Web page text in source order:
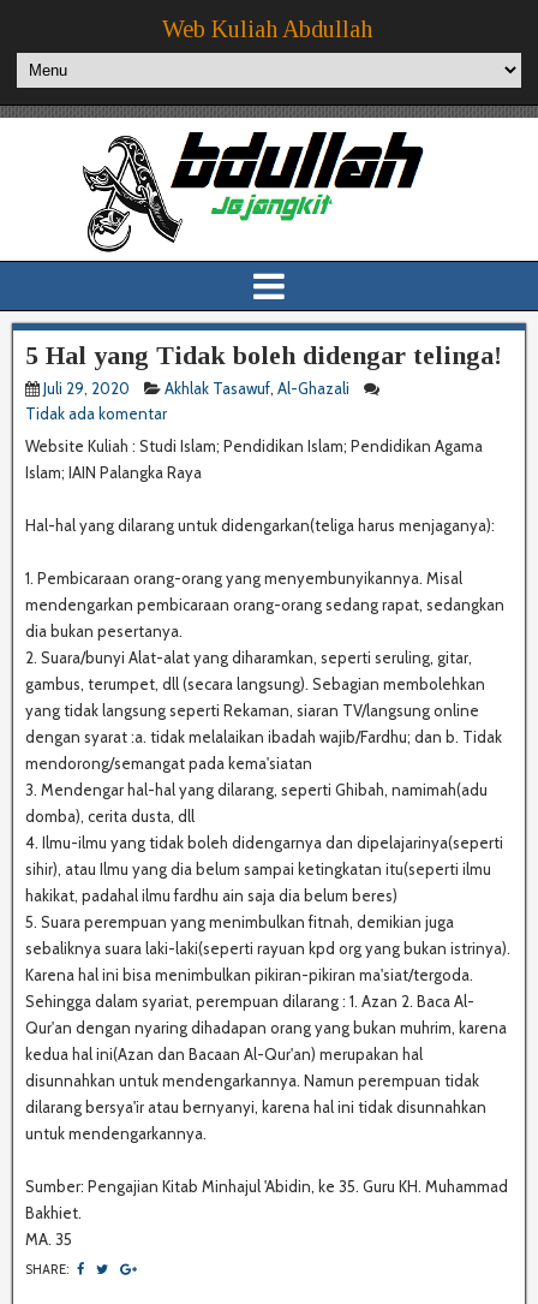
Web Kuliah Abdullah
5 Hal yang Tidak boleh didengar telinga!
Juli 29, 2020 Akhlak Tasawuf, Al-Ghazali
Tidak ada komentar
Website Kuliah : Studi Islam; Pendidikan Islam; Pendidikan Agama
Islam; IAIN Palangka Raya
Hal-hal yang dilarang untuk didengarkan(teliga harus menjaganya):
1. Pembicaraan orang-orang yang menyembunyikannya. Misal
mendengarkan pembicaraan orang-orang sedang rapat, sedangkan
dia bukan pesertanya.
2. Suara/bunyi Alat-alat yang diharamkan, seperti seruling, gitar,
gambus, terumpet, dll (secara langsung). Sebagian membolehkan
yang tidak langsung seperti Rekaman, siaran TV/langsung online
dengan syarat :a. tidak melalaikan ibadah wajib/Fardhu; dan b. Tidak
mendorong/semangat pada kema'siatan
3. Mendengar hal-hal yang dilarang, seperti Ghibah, namimah(adu
domba), cerita dusta, dll
4. Ilmu-ilmu yang tidak boleh didengarnya dan dipelajarinya(seperti
sihir), atau Ilmu yang dia belum sampai ketingkatan itu(seperti ilmu
hakikat, padahal ilmu fardhu ain saja dia belum beres)
5. Suara perempuan yang menimbulkan fitnah, demikian juga
sebaliknya suara laki-laki(seperti rayuan kpd org yang bukan istrinya).
Karena hal ini bisa menimbulkan pikiran-pikiran ma'siat/tergoda.
Sehingga dalam syariat, perempuan dilarang : 1. Azan 2. Baca Al-
Qur'an dengan nyaring dihadapan orang yang bukan muhrim, karena
kedua hal ini(Azan dan Bacaan Al-Qur'an) merupakan hal
disunnahkan untuk mendengarkannya. Namun perempuan tidak
dilarang bersya'ir atau bernyanyi, karena hal ini tidak disunnahkan
untuk mendengarkannya.
Sumber: Pengajian Kitab Minhajul 'Abidin, ke 35. Guru KH. Muhammad
Bakhiet.
MA. 35
SHARE: